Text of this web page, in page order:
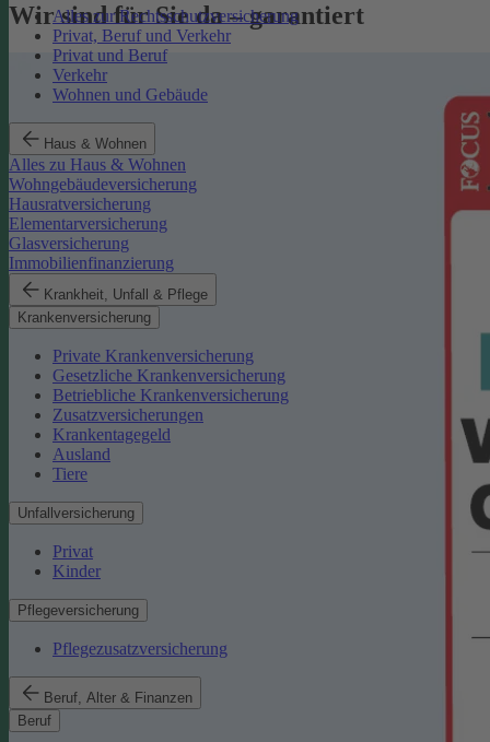
Alles zur Rechtsschutzversicherung
Privat, Beruf und Verkehr
Privat und Beruf
Verkehr
Wohnen und Gebäude
Haus & Wohnen
Alles zu Haus & Wohnen
Wohngebäudeversicherung
Hausratversicherung
Elementarversicherung
Glasversicherung
Immobilienfinanzierung
Krankheit, Unfall & Pflege
Krankenversicherung
Private Krankenversicherung
Gesetzliche Krankenversicherung
Betriebliche Krankenversicherung
Zusatzversicherungen
Krankentagegeld
Ausland
Tiere
Unfallversicherung
Privat
Kinder
Pflegeversicherung
Pflegezusatzversicherung
Beruf, Alter & Finanzen
Beruf
Wir sind für Sie da – garantiert